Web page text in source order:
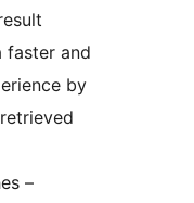
faster and
by
–